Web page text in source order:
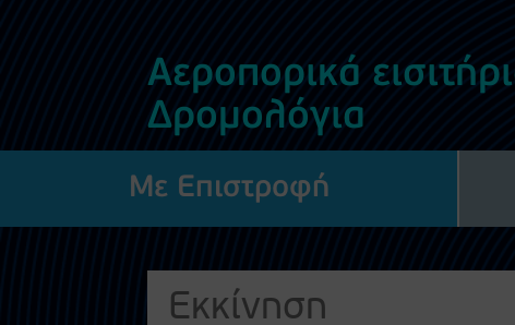
Αεροπορικά
Δρομολόγια
Με Επιστροφή